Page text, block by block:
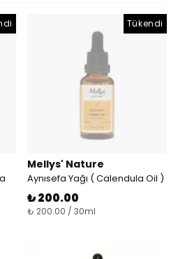
Tükendi
Mellys' Nature
Aynısefa Yağı ( Calendula Oil )
₺ 200.00
₺ 200.00 / 30ml